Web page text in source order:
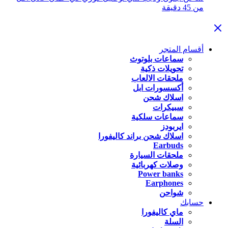
من 45 دقيقة
أقسام المتجر
سماعات بلوتوث
تحويلات ذكية
ملحقات الالعاب
أكسسورات ابل
اسلاك شحن
سبيكرات
سماعات سلكية
ايربودز
اسلاك شحن براند كاليفورا
Earbuds
ملحقات السيارة
وصلات كهربائية
Power banks
Earphones
شواحن
حسابك
ماي كاليفورا
السلة